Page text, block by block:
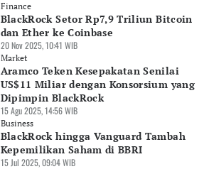
Finance
BlackRock Setor Rp7,9 Triliun Bitcoin
dan Ether ke Coinbase
20 Nov 2025, 10:41 WIB
Market
Aramco Teken Kesepakatan Senilai
US$11 Miliar dengan Konsorsium yang
Dipimpin BlackRock
15 Agu 2025, 14:56 WIB
Business
BlackRock hingga Vanguard Tambah
Kepemilikan Saham di BBRI
15 Jul 2025, 09:04 WIB